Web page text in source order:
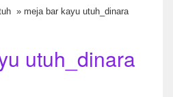
» meja bar kayu utuh_dinara
utuh_dinara